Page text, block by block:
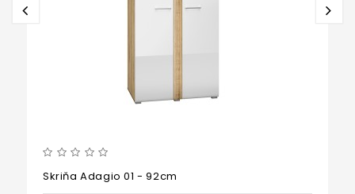
Skriňa Adagio 01 - 92cm